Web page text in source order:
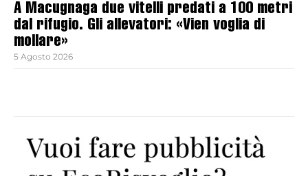
A Macugnaga due vitelli predati a 100 metri
dal rifugio. Gli allevatori: «Vien voglia di
mollare»
5 Agosto 2026